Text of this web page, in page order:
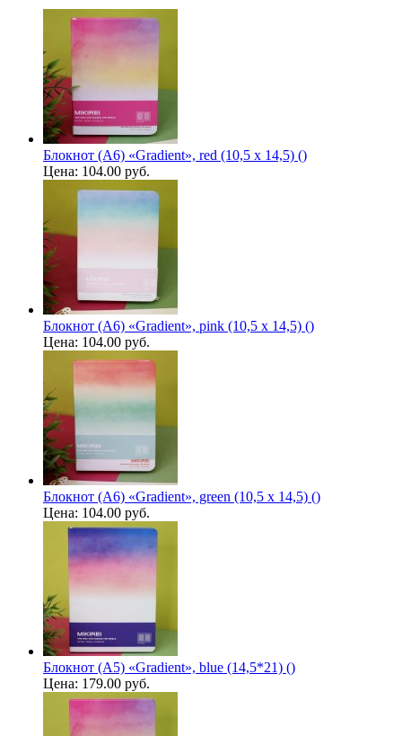
Блокнот (А6) «Gradient», red (10,5 х 14,5) ()
Цена: 104.00 руб.
Блокнот (А6) «Gradient», pink (10,5 х 14,5) ()
Цена: 104.00 руб.
Блокнот (А6) «Gradient», green (10,5 х 14,5) ()
Цена: 104.00 руб.
Блокнот (А5) «Gradient», blue (14,5*21) ()
Цена: 179.00 руб.